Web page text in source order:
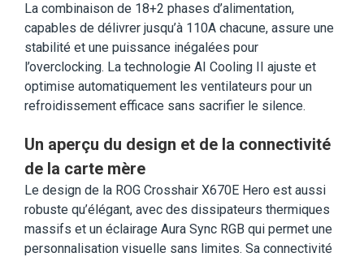
La combinaison de 18+2 phases d’alimentation,
capables de délivrer jusqu’à 110A chacune, assure une
stabilité et une puissance inégalées pour
l’overclocking. La technologie AI Cooling II ajuste et
optimise automatiquement les ventilateurs pour un
refroidissement efficace sans sacrifier le silence.
Un aperçu du design et de la connectivité
de la carte mère
Le design de la ROG Crosshair X670E Hero est aussi
robuste qu’élégant, avec des dissipateurs thermiques
massifs et un éclairage Aura Sync RGB qui permet une
personnalisation visuelle sans limites. Sa connectivité